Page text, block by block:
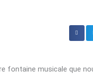
fontaine musicale que